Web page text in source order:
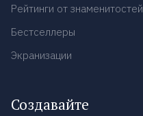
Рейтинги от знаменитостей
Бестселлеры
Экранизации
Создавайте